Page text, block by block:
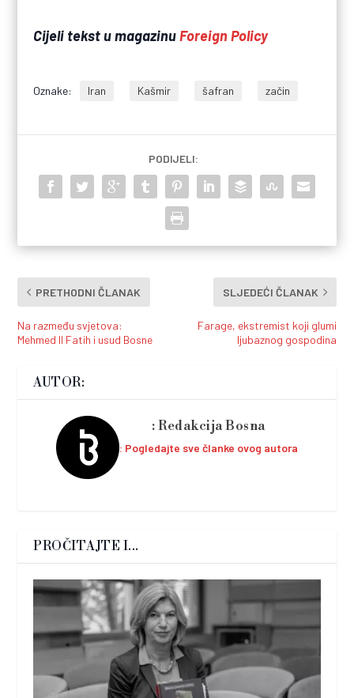
Cijeli tekst u magazinu Foreign Policy
Oznake: Iran Kašmir šafran začin
PODIJELI:
PRETHODNI ČLANAK
Na razmeđu svjetova:
Mehmed II Fatih i usud Bosne
SLJEDEĆI ČLANAK
Farage, ekstremist koji glumi
ljubaznog gospodina
AUTOR:
Redakcija Bosna
Pogledajte sve članke ovog autora
PROČITAJTE I...